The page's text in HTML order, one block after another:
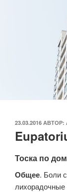
ОПУБЛИКОВАНО
23.03.2016 АВТОР:
Тоска по
Общее. Боли